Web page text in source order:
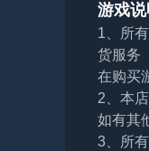
游戏说
1、所
货服务
在购买
2、本
如有其
3、所